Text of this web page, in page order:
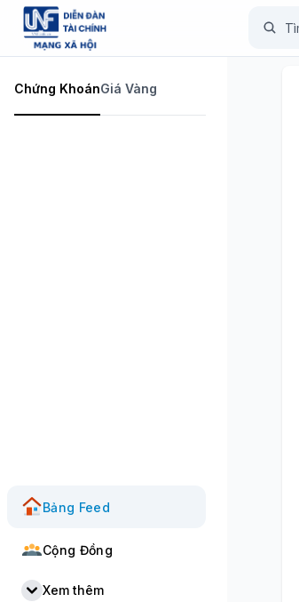
Chứng KhoánGiá Vàng
Bảng Feed
Cộng Đồng
Xem thêm